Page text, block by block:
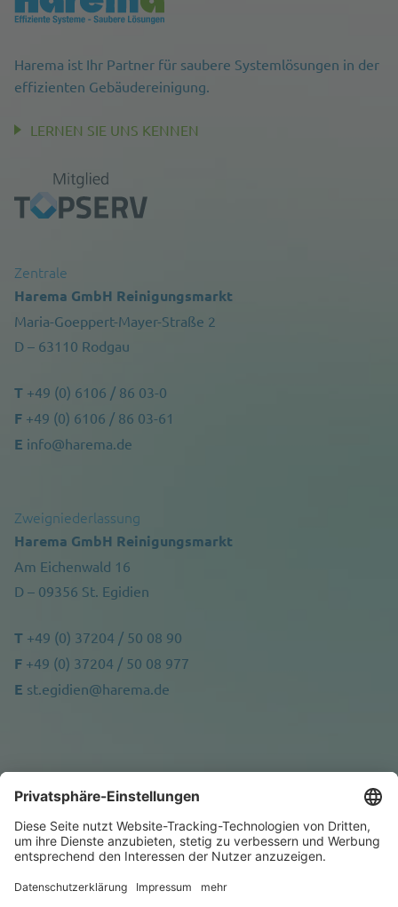
Harema ist Ihr Partner für saubere Systemlösungen in der
effizienten Gebäudereinigung.
LERNEN SIE UNS KENNEN
Zentrale
Harema GmbH Reinigungsmarkt
Maria-Goeppert-Mayer-Straße 2
D – 63110 Rodgau
T +49 (0) 6106 / 86 03-0
F +49 (0) 6106 / 86 03-61
E info@harema.de
Zweigniederlassung
Harema GmbH Reinigungsmarkt
Am Eichenwald 16
D – 09356 St. Egidien
T +49 (0) 37204 / 50 08 90
F +49 (0) 37204 / 50 08 977
E st.egidien@harema.de
Presse
Impressum
Datenschutz